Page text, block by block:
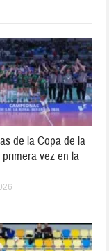
de la Copa de la
vez en la